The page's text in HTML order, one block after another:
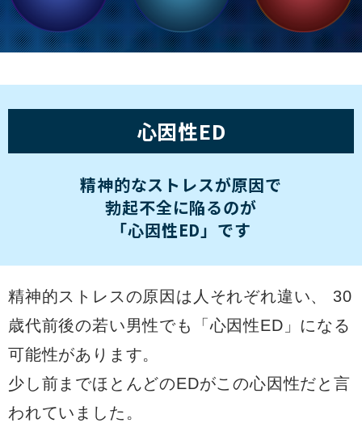
心因性ED
精神的なストレスが原因で
勃起不全に陥るのが
「心因性ED」です
精神的ストレスの原因は人それぞれ違い、
30
歳代前後の若い男性でも「心因性ED」になる
可能性があります。
少し前までほとんどのEDがこの心因性だと言
われていました。